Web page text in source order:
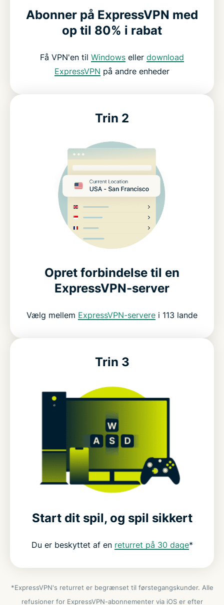
Abonner på ExpressVPN med
op til 80% i rabat
Få VPN'en til Windows eller download
ExpressVPN på andre enheder
Trin 2
Opret forbindelse til en
ExpressVPN-server
Vælg mellem ExpressVPN-servere i 113 lande
Trin 3
Start dit spil, og spil sikkert
Du er beskyttet af en returret på 30 dage*
*ExpressVPN's returret er begrænset til førstegangskunder. Alle
refusioner for ExpressVPN-abonnementer via iOS er efter